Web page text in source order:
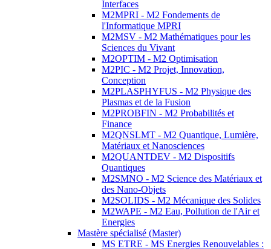
Interfaces
M2MPRI - M2 Fondements de
l'Informatique MPRI
M2MSV - M2 Mathématiques pour les
Sciences du Vivant
M2OPTIM - M2 Optimisation
M2PIC - M2 Projet, Innovation,
Conception
M2PLASPHYFUS - M2 Physique des
Plasmas et de la Fusion
M2PROBFIN - M2 Probabilités et
Finance
M2QNSLMT - M2 Quantique, Lumière,
Matériaux et Nanosciences
M2QUANTDEV - M2 Dispositifs
Quantiques
M2SMNO - M2 Science des Matériaux et
des Nano-Objets
M2SOLIDS - M2 Mécanique des Solides
M2WAPE - M2 Eau, Pollution de l'Air et
Energies
Mastère spécialisé (Master)
MS ETRE - MS Energies Renouvelables :